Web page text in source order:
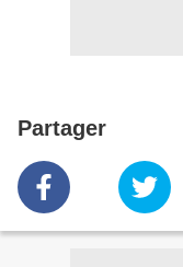
Partager